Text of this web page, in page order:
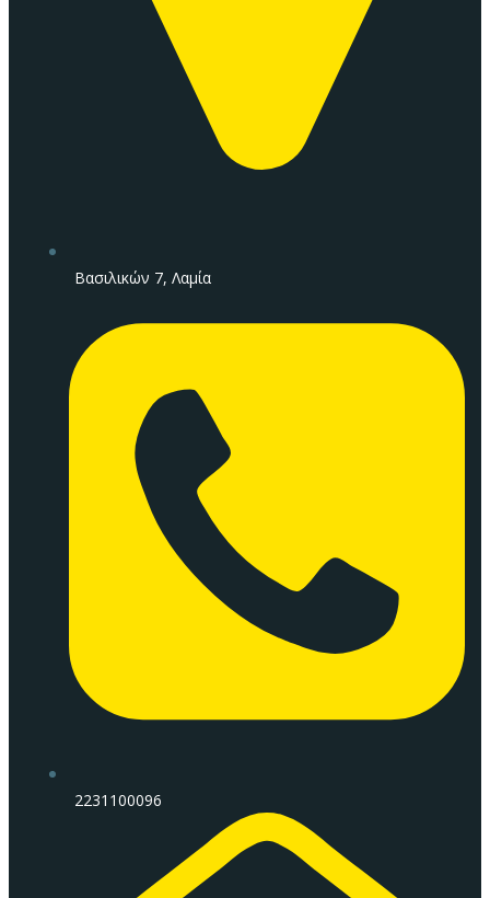
Βασιλικών 7, Λαμία
2231100096